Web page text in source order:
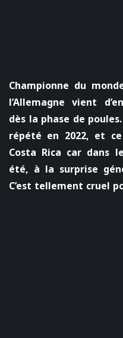
Championne du
l’Allemagne vient
dès la phase de
répété en 2022, et
Costa Rica car dans
été, à la surprise
C’est tellement cruel